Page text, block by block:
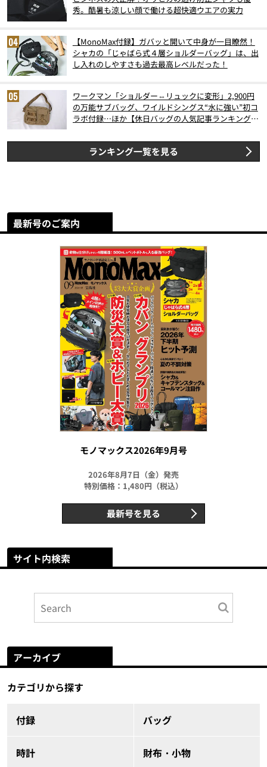
秀。酷暑も涼しい顔で働ける超快適ウエアの実力
【MonoMax付録】ガバッと開いて中身が一目瞭然！
シャカの「じゃばら式４層ショルダーバッグ」は、出
し入れのしやすさも過去最高レベルだった！
ワークマン「ショルダー⇔リュックに変形」2,900円
の万能サブバッグ、ワイルドシングス“水に強い”初コ
ラボ付録…ほか【休日バッグの人気記事ランキングベ
ランキング一覧を見る
最新号のご案内
モノマックス2026年9月号
2026年8月7日（金）発売
特別価格：1,480円（税込）
最新号を見る
サイト内検索
アーカイブ
カテゴリから探す
付録 バッグ
時計 財布・小物